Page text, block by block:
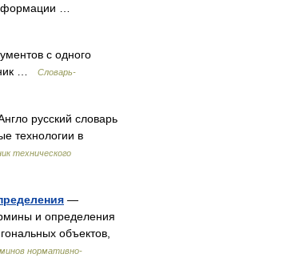
…
с одного
…
Словарь-
русский словарь
технологии в
технического
—
и определения
объектов,
нормативно-